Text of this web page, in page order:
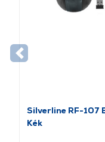
Silverline RF-107
Kék